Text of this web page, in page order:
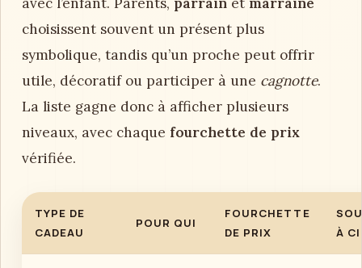
choisissent souvent un présent plus
symbolique, tandis qu’un proche peut offrir
utile, décoratif ou participer à une cagnotte.
La liste gagne donc à afficher plusieurs
niveaux, avec chaque fourchette de prix
vérifiée.
TYPE DE
CADEAU
POUR QUI
FOURCHETTE
DE PRIX
À